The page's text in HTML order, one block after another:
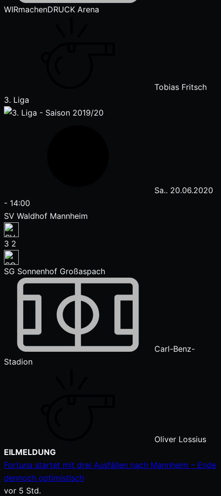
WIRmachenDRUCK Arena
Tobias Fritsch
3. Liga
Sa.. 20.06.2020
- 14:00
SV Waldhof Mannheim
3 2
SG Sonnenhof Großaspach
Carl-Benz-
Stadion
Oliver Lossius
Zum
Inhalt
springen
EILMELDUNG
Fortuna startet mit drei Ausfällen nach Mannheim – Ende
dennoch optimistisch
vor 5 Std.